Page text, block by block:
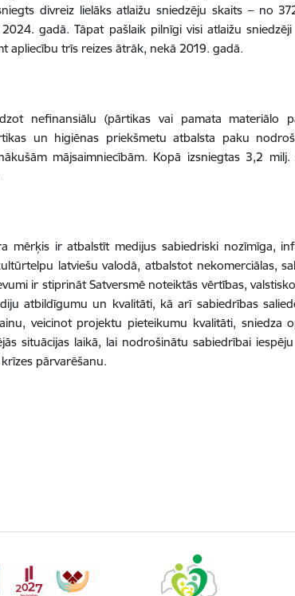
divreiz lielāks atlaižu sniedzēju skaits – no
gadā. Tāpat pašlaik pilnīgi visi atlaižu sniedzēji
apliecību trīs reizes ātrāk, nekā 2019. gadā.
nefinansiālu (pārtikas vai pamata materiālo
un higiēnas priekšmetu atbalsta paku
mājsaimniecībām. Kopā izsniegtas 3,2 milj.
mērķis ir atbalstīt medijus sabiedriski nozīmīga,
latviešu valodā, atbalstot nekomerciālas,
ir stiprināt Satversmē noteiktās vērtības,
atbildīgumu un kvalitāti, kā arī sabiedrības
veicinot projektu pieteikumu kvalitāti, sniedza
situācijas laikā, lai nodrošinātu sabiedrībai
pārvarēšanu.